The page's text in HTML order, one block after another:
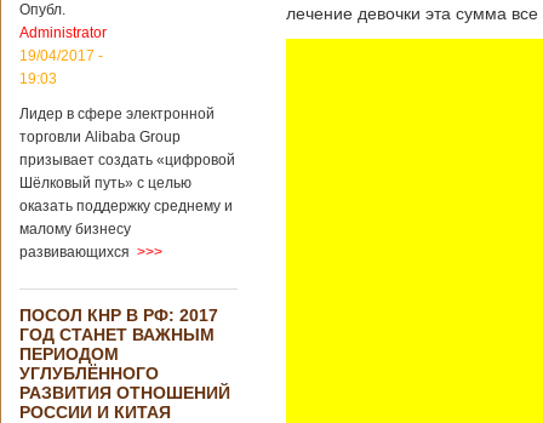
Опубл.
Administrator
19/04/2017 -
19:03
Лидер в сфере электронной
торговли Alibaba Group
призывает создать «цифровой
Шёлковый путь» с целью
оказать поддержку среднему и
малому бизнесу
развивающихся >>>
ПОСОЛ КНР В РФ: 2017
ГОД СТАНЕТ ВАЖНЫМ
ПЕРИОДОМ
УГЛУБЛЁННОГО
РАЗВИТИЯ ОТНОШЕНИЙ
РОССИИ И КИТАЯ
лечение девочки эта сумма